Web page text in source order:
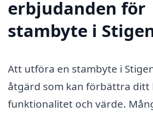
erbjudanden för
stambyte i
Att utföra en stambyte i
åtgärd som kan förbättra ditt
funktionalitet och värde.